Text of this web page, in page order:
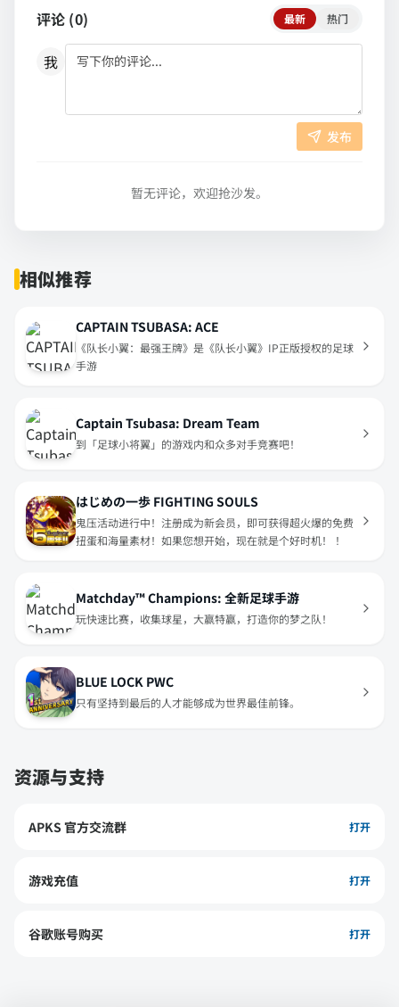
评论 (0) 最新 热门
我
发布
暂无评论，欢迎抢沙发。
相似推荐
CAPTAIN TSUBASA: ACE
《队长小翼：最强王牌》是《队长小翼》IP正版授权的足球
手游
Captain Tsubasa: Dream Team
到「足球小将翼」的游戏内和众多对手竞赛吧！
はじめの一歩 FIGHTING SOULS
鬼压活动进行中！注册成为新会员，即可获得超火爆的免费
扭蛋和海量素材！如果您想开始，现在就是个好时机！ ！
Matchday™ Champions: 全新足球手游
玩快速比赛，收集球星，大赢特赢，打造你的梦之队！
BLUE LOCK PWC
只有坚持到最后的人才能够成为世界最佳前锋。
资源与支持
APKS 官方交流群 打开
游戏充值 打开
谷歌账号购买 打开